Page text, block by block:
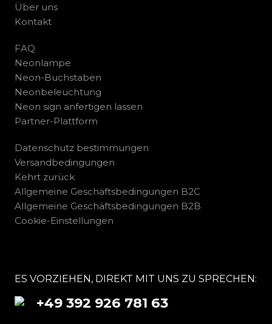
Über uns
Kontakt
FAQ
Neonlampe
Neon-Buchstaben
Neonbeleuchtung
Neon sign anfertigen lassen
Partner-Plattform
Datenschutz bestimmungen
Versandbedingungen
Kehrt zurück
Allgemeine Geschäftsbedingungen B2C
Allgemeine Geschäftsbedingungen B2B
Cookie-Einstellungen
ES VORZIEHEN, DIREKT MIT UNS ZU SPRECHEN:
+49 392 926 781 63